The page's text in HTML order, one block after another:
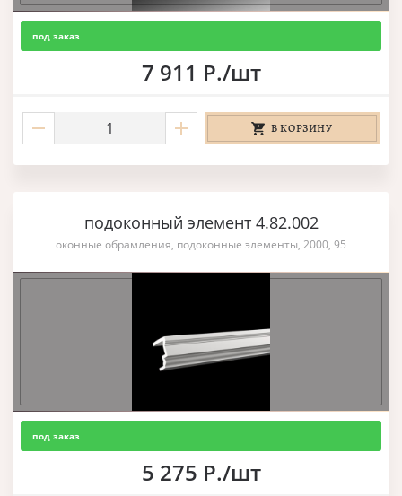
под заказ
7 911 Р./шт
В КОРЗИНУ
подоконный элемент 4.82.002
оконные обрамления, подоконные элементы, 2000, 95
под заказ
5 275 Р./шт